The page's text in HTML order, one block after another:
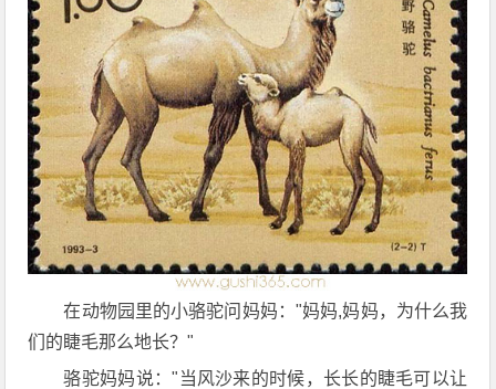
在动物园里的小骆驼问妈妈："妈妈,妈妈，为什么我
们的睫毛那么地长？"
骆驼妈妈说："当风沙来的时候，长长的睫毛可以让